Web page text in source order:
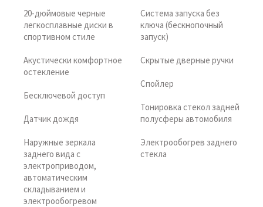
20-дюймовые черные
легкосплавные диски в
спортивном стиле
Акустически комфортное
остекление
Бесключевой доступ
Датчик дождя
Наружные зеркала
заднего вида с
электроприводом,
автоматическим
складыванием и
электрообогревом
Система запуска без
ключа (бескнопочный
запуск)
Скрытые дверные ручки
Спойлер
Тонировка стекол задней
полусферы автомобиля
Электрообогрев заднего
стекла